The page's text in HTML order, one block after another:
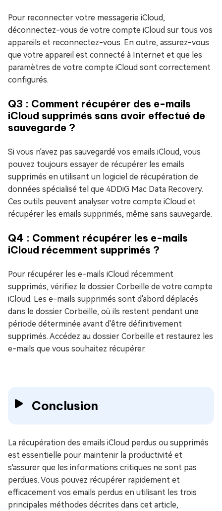
Pour reconnecter votre messagerie iCloud,
déconnectez-vous de votre compte iCloud sur tous vos
appareils et reconnectez-vous. En outre, assurez-vous
que votre appareil est connecté à Internet et que les
paramètres de votre compte iCloud sont correctement
configurés.
Q3 : Comment récupérer des e-mails
iCloud supprimés sans avoir effectué de
sauvegarde ?
Si vous n'avez pas sauvegardé vos emails iCloud, vous
pouvez toujours essayer de récupérer les emails
supprimés en utilisant un logiciel de récupération de
données spécialisé tel que 4DDiG Mac Data Recovery.
Ces outils peuvent analyser votre compte iCloud et
récupérer les emails supprimés, même sans sauvegarde.
Q4 : Comment récupérer les e-mails
iCloud récemment supprimés ?
Pour récupérer les e-mails iCloud récemment
supprimés, vérifiez le dossier Corbeille de votre compte
iCloud. Les e-mails supprimés sont d'abord déplacés
dans le dossier Corbeille, où ils restent pendant une
période déterminée avant d'être définitivement
supprimés. Accédez au dossier Corbeille et restaurez les
e-mails que vous souhaitez récupérer.
Conclusion
La récupération des emails iCloud perdus ou supprimés
est essentielle pour maintenir la productivité et
s'assurer que les informations critiques ne sont pas
perdues. Vous pouvez récupérer rapidement et
efficacement vos emails perdus en utilisant les trois
principales méthodes décrites dans cet article,